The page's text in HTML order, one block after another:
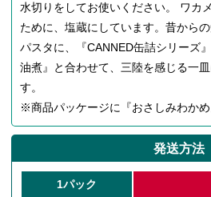
水切りをしてお使いください。 ワカ
ために、塩蔵にしています。昔から
パスタに、『CANNED缶詰シリーズ
油煮』と合わせて、三陸を感じる一
す。
※商品パッケージに『おさしみわかめ
発送方法
1パック